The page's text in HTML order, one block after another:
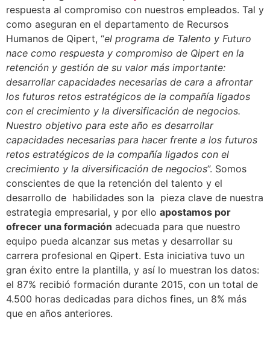
respuesta al compromiso con nuestros empleados. Tal y
como aseguran en el departamento de Recursos
Humanos de Qipert, “el programa de Talento y Futuro
nace como respuesta y compromiso de Qipert en la
retención y gestión de su valor más importante:
desarrollar capacidades necesarias de cara a afrontar
los futuros retos estratégicos de la compañía ligados
con el crecimiento y la diversificación de negocios.
Nuestro objetivo para este año es desarrollar
capacidades necesarias para hacer frente a los futuros
retos estratégicos de la compañía ligados con el
crecimiento y la diversificación de negocios”. Somos
conscientes de que la retención del talento y el
desarrollo de habilidades son la pieza clave de nuestra
estrategia empresarial, y por ello apostamos por
ofrecer una formación adecuada para que nuestro
equipo pueda alcanzar sus metas y desarrollar su
carrera profesional en Qipert. Esta iniciativa tuvo un
gran éxito entre la plantilla, y así lo muestran los datos:
el 87% recibió formación durante 2015, con un total de
4.500 horas dedicadas para dichos fines, un 8% más
que en años anteriores.